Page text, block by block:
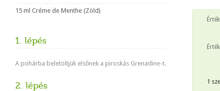
15 ml Créme de Menthe (Zöld)
1. lépés
A pohárba beletöltjük elsőnek a piroskás Grenadine-t.
2. lépés 1